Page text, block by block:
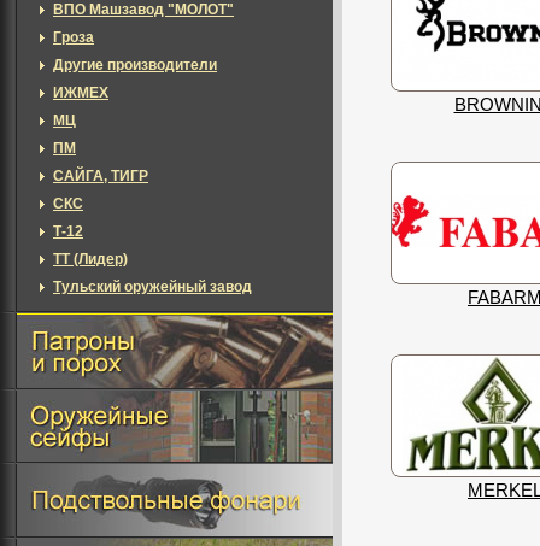
ВПО Машзавод "МОЛОТ"
Гроза
Другие производители
ИЖМЕХ
МЦ
ПМ
САЙГА, ТИГР
СКС
Т-12
ТТ (Лидер)
Тульский оружейный завод